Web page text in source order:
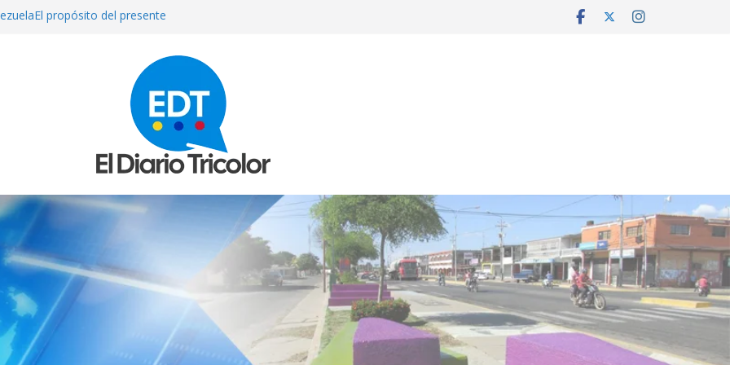
propósito del presente
detenido en Perú tras muerte de
perder el control de su moto
en varios estados por el paso de